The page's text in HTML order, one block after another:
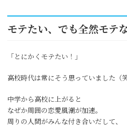
モテたい、でも全然モテ
「とにかくモテたい！」
高校時代は常にそう思っていました（笑
中学から高校に上がると
なぜか周囲の恋愛風潮が加速。
周りの人間がみんな付き合いだして、